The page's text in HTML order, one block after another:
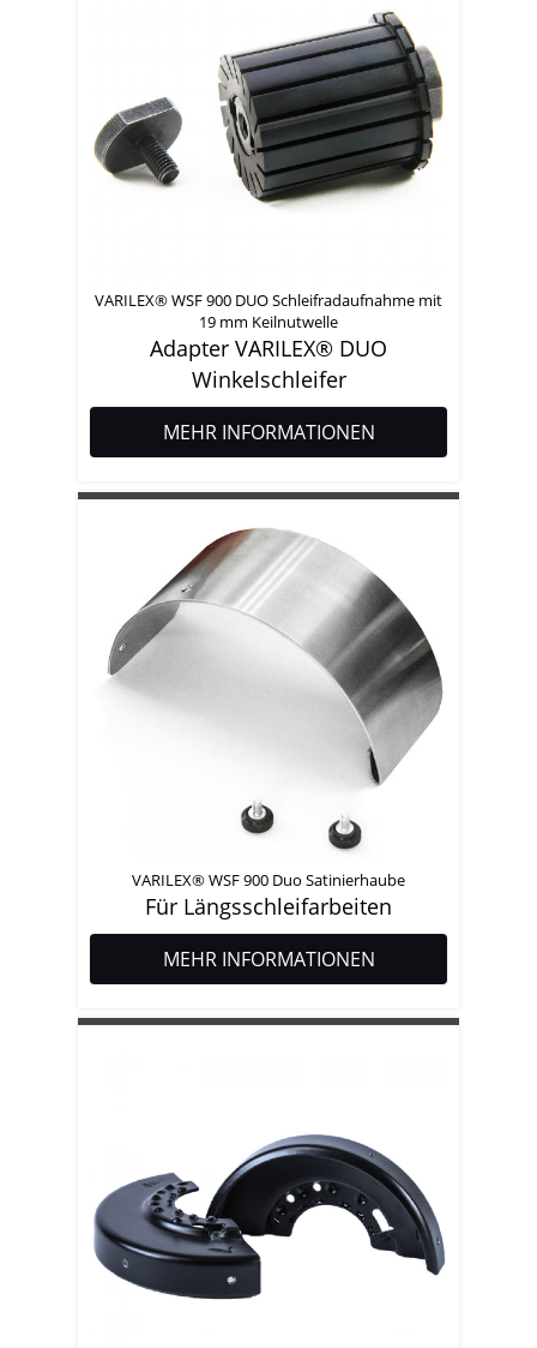
VARILEX® WSF 900 DUO Schleifradaufnahme mit
19 mm Keilnutwelle
Adapter VARILEX® DUO
Winkelschleifer
MEHR INFORMATIONEN
VARILEX® WSF 900 Duo Satinierhaube
Für Längsschleifarbeiten
MEHR INFORMATIONEN